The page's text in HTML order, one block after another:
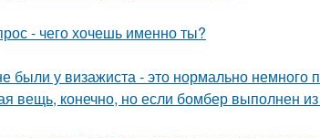
- чего хочешь именно ты?
были у визажиста - это нормально немного
вещь, конечно, но если бомбер выполнен